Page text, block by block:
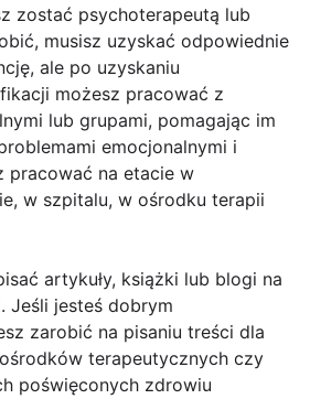
zostać psychoterapeutą lub
musisz uzyskać odpowiednie
ale po uzyskaniu
możesz pracować z
lub grupami, pomagając im
emocjonalnymi i
pracować na etacie w
w szpitalu, w ośrodku terapii
artykuły, książki lub blogi na
Jeśli jesteś dobrym
zarobić na pisaniu treści dla
terapeutycznych czy
poświęconych zdrowiu